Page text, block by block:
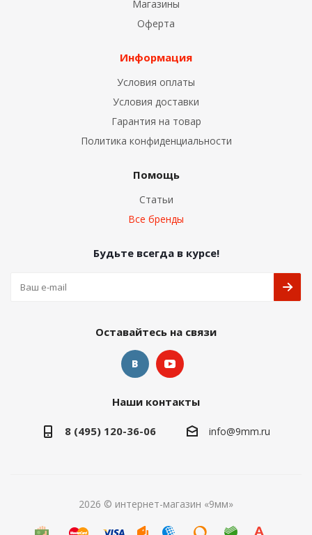
Магазины
Оферта
Информация
Условия оплаты
Условия доставки
Гарантия на товар
Политика конфиденциальности
Помощь
Статьи
Все бренды
Будьте всегда в курсе!
Оставайтесь на связи
Наши контакты
8 (495) 120-36-06 info@9mm.ru
2026 © интернет-магазин «9мм»